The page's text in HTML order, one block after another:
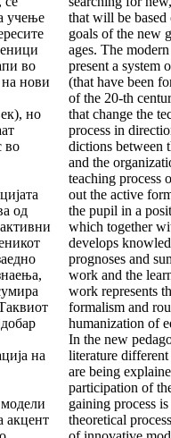
учење
во
на нови
но
во
од
на
акцент
that will be based
goals of the new
ages. The
present a system
(that have been
of the 20-th
that change the
process in
dictions between
and the
teaching process
out the active
the pu­pil in a
which to­gether
develops
prognoses and
work and the
work represents
formalism and
humanization of
In the new
litera­ture
are be­ing
participation of
gaining process
theoretical